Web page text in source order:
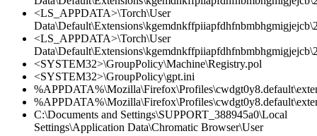
<LS_APPDATA>\Torch\User
<LS_APPDATA>\Torch\User
<SYSTEM32>\GroupPolicy\Machine\Registry.pol
<SYSTEM32>\GroupPolicy\gpt.ini
C:\Documents and Settings\SUPPORT_388945a0\Local
Settings\Application Data\Chromatic Browser\User